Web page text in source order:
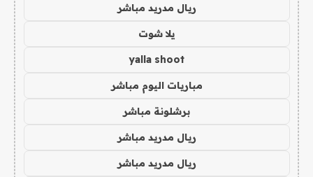
ريال مدريد مباشر
يلا شوت
yalla shoot
مباريات اليوم مباشر
برشلونة مباشر
ريال مدريد مباشر
ريال مدريد مباشر